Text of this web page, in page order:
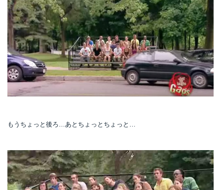
もうちょっと後ろ…あとちょっとちょっと…